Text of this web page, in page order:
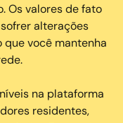
Os valores de fato
alterações
você mantenha
na plataforma
residentes,